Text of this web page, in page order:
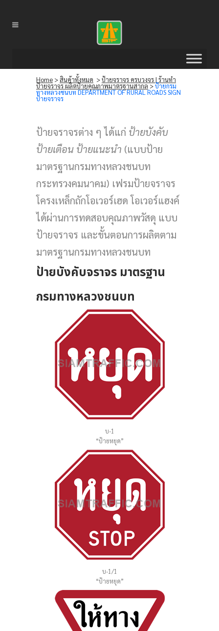
Home >สินค้าทั้งหมด >ป้ายจราจร ครบวงจร | ร้านทำ
ป้ายจราจร ผลิตป้ายคุณภาพมาตรฐานสากล>ป้ายกรม
ทางหลวงชนบท DEPARTMENT OF RURAL ROADS SIGN
ป้ายจราจร
ป้ายจราจรต่าง ๆ ได้แก่ ป้ายบังคับ
ป้ายเตือน ป้ายแนะนำ (แบบป้าย
มาตรฐานกรมทางหลวงชนบท
กระทรวงคมนาคม) เฟรมป้ายจราจร
โครงเหล็กถักโอเวอร์เฮด โอเวอร์แฮงค์
ได้ผ่านการทดสอบคุณภาพวัสดุ แบบ
ป้ายจราจร และขั้นตอนการผลิตตาม
มาตรฐานกรมทางหลวงชนบท
ป้ายบังคับจราจร มาตรฐาน
กรมทางหลวงชนบท
บ-1
“ป้ายหยุด”
บ-1/1
“ป้ายหยุด”